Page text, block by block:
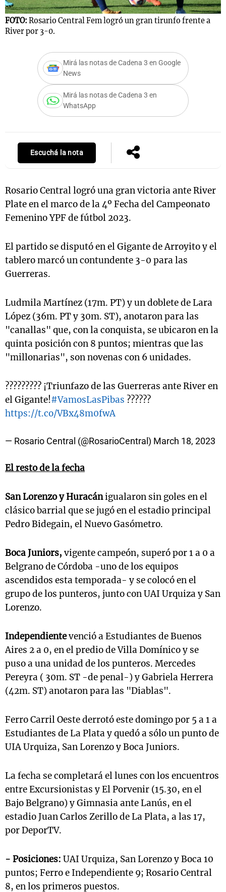
FOTO: Rosario Central Fem logró un gran tirunfo frente a
River por 3-0.
Mirá las notas de Cadena 3 en Google
News
Mirá las notas de Cadena 3 en
WhatsApp
Escuchá la nota
Rosario Central logró una gran victoria ante River
Plate en el marco de la 4º Fecha del Campeonato
Femenino YPF de fútbol 2023.
El partido se disputó en el Gigante de Arroyito y el
tablero marcó un contundente 3-0 para las
Guerreras.
Ludmila Martínez (17m. PT) y un doblete de Lara
López (36m. PT y 30m. ST), anotaron para las
"canallas" que, con la conquista, se ubicaron en la
quinta posición con 8 puntos; mientras que las
"millonarias", son novenas con 6 unidades.
????????? ¡Triunfazo de las Guerreras ante River en
el Gigante!#VamosLasPibas ??????
https://t.co/VBx48m0fwA
— Rosario Central (@RosarioCentral) March 18, 2023
El resto de la fecha
San Lorenzo y Huracánigualaron sin goles en el
clásico barrial que se jugó en el estadio principal
Pedro Bidegain, el Nuevo Gasómetro.
Boca Juniors, vigente campeón, superó por 1 a 0 a
Belgrano de Córdoba -uno de los equipos
ascendidos esta temporada- y se colocó en el
grupo de los punteros, junto con UAI Urquiza y San
Lorenzo.
Independientevenció a Estudiantes de Buenos
Aires 2 a 0, en el predio de Villa Domínico y se
puso a una unidad de los punteros. Mercedes
Pereyra ( 30m. ST -de penal-) y Gabriela Herrera
(42m. ST) anotaron para las "Diablas".
Ferro Carril Oeste derrotó este domingo por 5 a 1 a
Estudiantes de La Plata y quedó a sólo un punto de
UIA Urquiza, San Lorenzo y Boca Juniors.
La fecha se completará el lunes con los encuentros
entre Excursionistas y El Porvenir (15.30, en el
Bajo Belgrano) y Gimnasia ante Lanús, en el
estadio Juan Carlos Zerillo de La Plata, a las 17,
por DeporTV.
- Posiciones: UAI Urquiza, San Lorenzo y Boca 10
puntos; Ferro e Independiente 9; Rosario Central
8, en los primeros puestos.
Mundial 2026
La Sole en
Cadena 3